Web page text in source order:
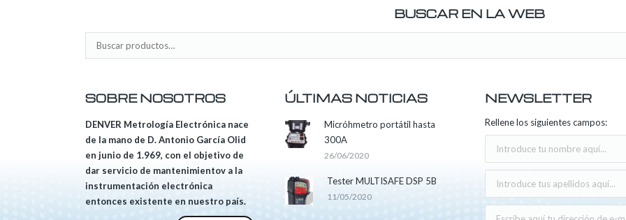
BUSCAR EN LA WEB
SOBRE NOSOTROS
DENVER Metrología Electrónica nace
de la mano de D. Antonio García Olid
en junio de 1.969, con el objetivo de
dar servicio de mantenimientov a la
instrumentación electrónica
entonces existente en nuestro país.
ÚLTIMAS NOTICIAS
Micróhmetro portátil hasta
300A
26/06/2020
Tester MULTISAFE DSP 5B
11/05/2020
NEWSLETTER
Rellene los siguientes campos: